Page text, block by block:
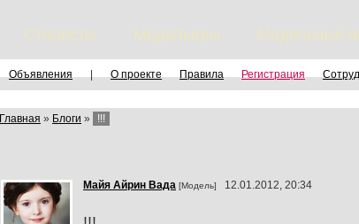
Стилисты Модельеры Модельные
Объявления | О проекте Правила Регистрация
Главная » Блоги » !!!
Майя Айрин Вада [Модель] 12.01.2012, 20:34